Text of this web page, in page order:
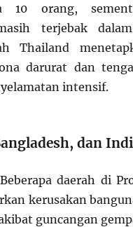
10 orang,
terjebak
Thailand
darurat dan
intensif.
dan
Beberapa daerah di
kerusakan
guncangan